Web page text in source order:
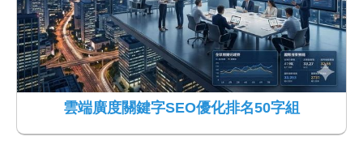
雲端廣度關鍵字SEO優化排名50字組